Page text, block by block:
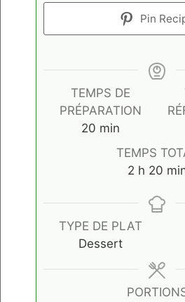
Pin
TEMPS DE
PRÉPARATION
20minutes
min
TEMPS
2heures
h 20
TYPE DE PLAT
Dessert